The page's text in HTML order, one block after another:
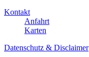
Kontakt
Anfahrt
Karten
Datenschutz & Disclaimer